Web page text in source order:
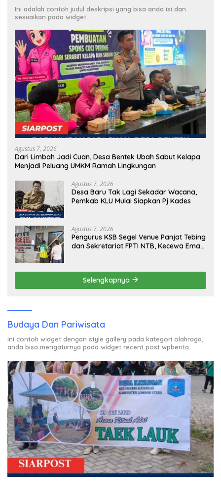
Ini adalah contoh judul deskripsi yang bisa anda isi dan
sesuaikan pada widget
Agustus 7, 2026
Dari Limbah Jadi Cuan, Desa Bentek Ubah Sabut Kelapa
Menjadi Peluang UMKM Ramah Lingkungan
Agustus 7, 2026
Desa Baru Tak Lagi Sekadar Wacana,
Pemkab KLU Mulai Siapkan Pj Kades
Agustus 7, 2026
Pengurus KSB Segel Venue Panjat Tebing
dan Sekretariat FPTI NTB, Kecewa Emas
Selengkapnya
Budaya Dan Pariwisata
Ini contoh widget dengan style gallery pada kategori olahraga,
anda bisa mengaturnya pada widget recent post wpberita.